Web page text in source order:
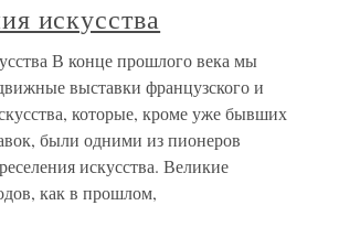
искусства
В конце прошлого века мы
выставки французского и
которые, кроме уже бывших
были одними из пионеров
искусства. Великие
как в прошлом,